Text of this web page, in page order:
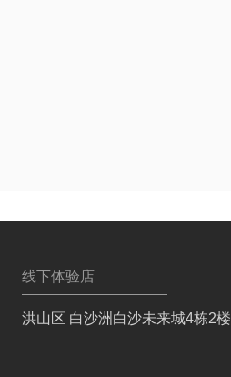
线下体验店
洪山区 白沙洲白沙未来城4栋2楼